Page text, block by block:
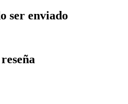
ser enviado